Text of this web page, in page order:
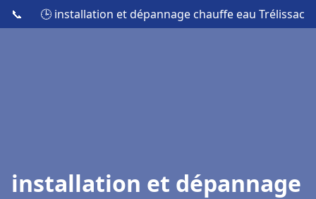
📞 🕒 installation et dépannage chauffe eau Trélissac
installation et dépannage